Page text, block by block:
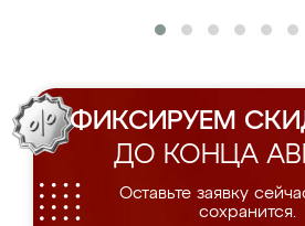
ФИКСИРУЕМ
ДО КОНЦА
Оставьте заявку
сохранится.